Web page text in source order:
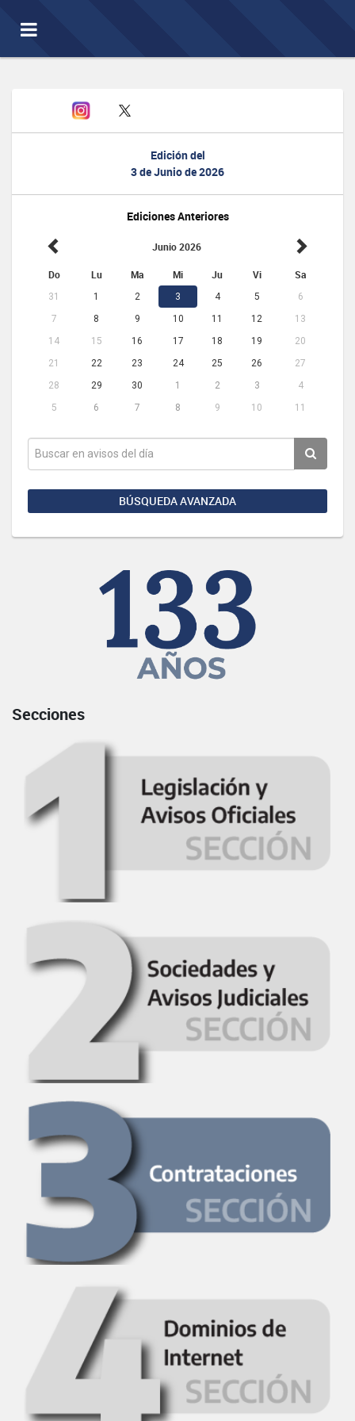
Toggle
navigation
Edición del
3 de Junio de 2026
Ediciones Anteriores
Junio 2026
Do Lu Ma Mi Ju Vi Sa
31 1 2 3 4 5
6
7
8 9 10 11 12
13
14
15 16 17 18 19
20
21
22 23 24 25 26
27
28
29 30 1 2 3
4
5
6 7 8 9 10 11
BÚSQUEDA AVANZADA
Secciones